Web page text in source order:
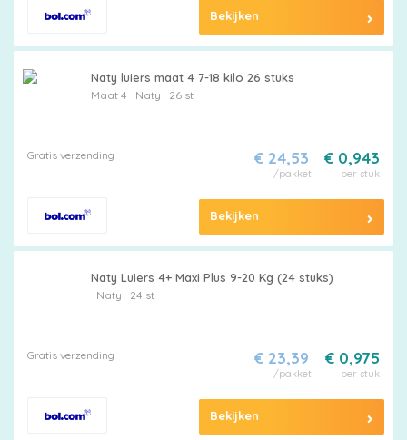
Bekijken
Naty luiers maat 4 7-18 kilo 26 stuks
Maat 4 Naty 26 st
Gratis verzending € 0,943
per stuk
€ 24,53
/pakket
Bekijken
Naty Luiers 4+ Maxi Plus 9-20 Kg (24 stuks)
Naty 24 st
Gratis verzending € 0,975
per stuk
€ 23,39
/pakket
Bekijken